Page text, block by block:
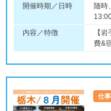
開催時期／日時
随時
内容／特徴
【
費&
仕